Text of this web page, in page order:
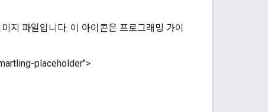
지 파일입니다. 이 아이콘은 프로그래밍 가이
placeholder">